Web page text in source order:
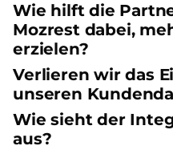
Wie hilft die
Mozrest dabei,
erzielen?
Verlieren wir das
unseren
Wie sieht der
aus?